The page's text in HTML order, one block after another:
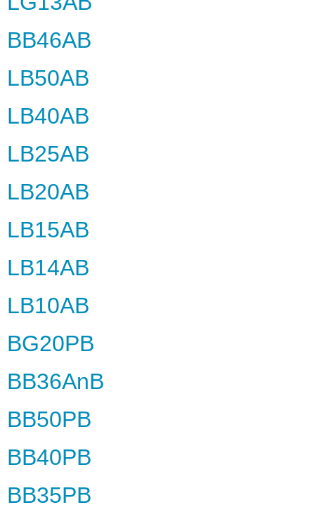
BB46AB
LB50AB
LB40AB
LB25AB
LB20AB
LB15AB
LB14AB
LB10AB
BG20PB
BB36AnB
BB50PB
BB40PB
BB35PB